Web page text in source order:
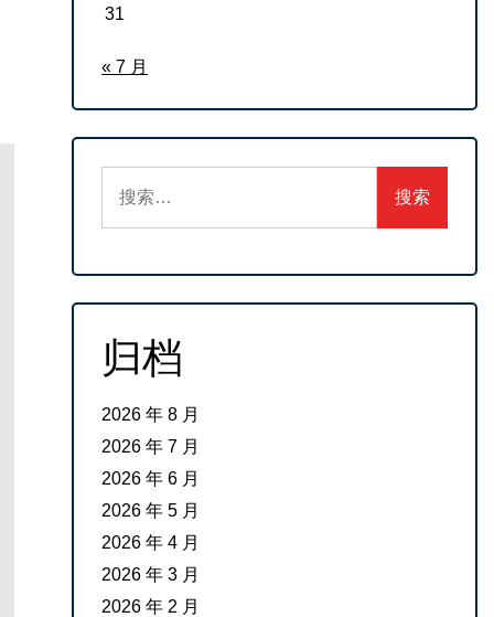
31
« 7 月
索：
归档
2026 年 8 月
2026 年 7 月
2026 年 6 月
2026 年 5 月
2026 年 4 月
2026 年 3 月
2026 年 2 月